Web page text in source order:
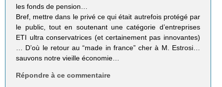
les fonds de pension…
Bref, mettre dans le privé ce qui était autrefois protégé par
le public, tout en soutenant une catégorie d’entreprises
ETI ultra conservatrices (et certainement pas innovantes)
… D’où le retour au “made in france” cher à M. Estrosi…
sauvons notre vieille économie…
Répondre à ce commentaire